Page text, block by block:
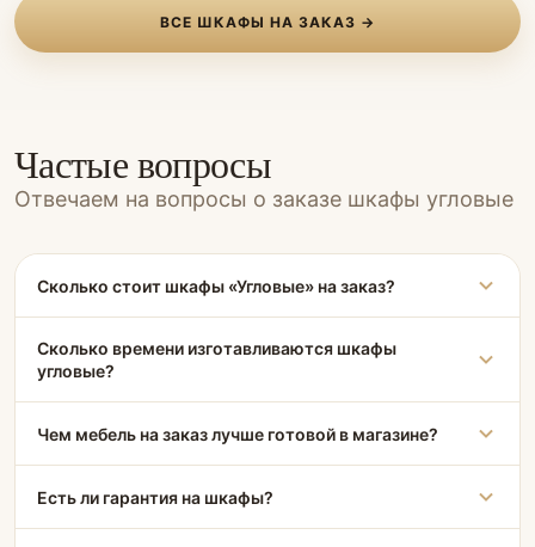
ВСЕ ШКАФЫ НА ЗАКАЗ →
Частые вопросы
Отвечаем на вопросы о заказе шкафы угловые
Сколько стоит шкафы «Угловые» на заказ?
Сколько времени изготавливаются шкафы
угловые?
Чем мебель на заказ лучше готовой в магазине?
Есть ли гарантия на шкафы?